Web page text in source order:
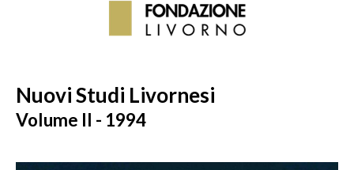
Nuovi Studi Livornesi
Volume II - 1994